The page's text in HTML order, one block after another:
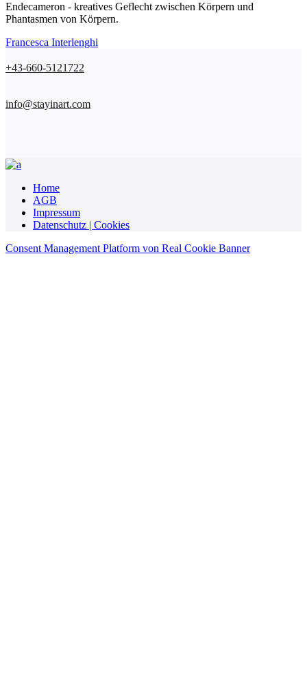
Endecameron - kreatives Geflecht zwischen Körpern und
Phantasmen von Körpern.
Francesca Interlenghi
+43-660-5121722
info@stayinart.com
Home
AGB
Impressum
Datenschutz | Cookies
Consent Management Platform von Real Cookie Banner